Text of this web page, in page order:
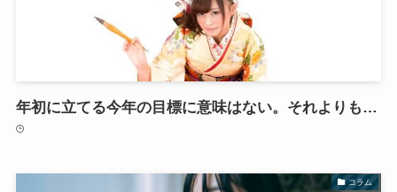
年初に立てる今年の目標に意味はない。それよりも…
コラム